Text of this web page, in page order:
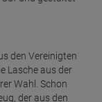
den Vereinigten
Lasche aus der
Wahl. Schon
der aus den